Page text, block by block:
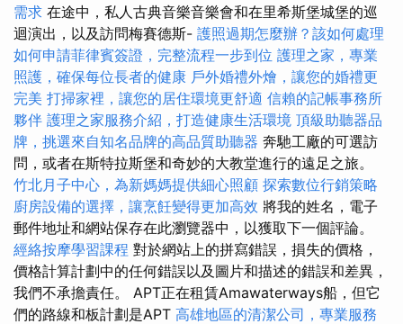
需求 在途中，私人古典音樂音樂會和在里希斯堡城堡的巡
迴演出，以及訪問梅賽德斯- 護照過期怎麼辦？該如何處理
如何申請菲律賓簽證，完整流程一步到位 護理之家，專業
照護，確保每位長者的健康 戶外婚禮外燴，讓您的婚禮更
完美 打掃家裡，讓您的居住環境更舒適 信賴的記帳事務所
夥伴 護理之家服務介紹，打造健康生活環境 頂級助聽器品
牌，挑選來自知名品牌的高品質助聽器 奔馳工廠的可選訪
問，或者在斯特拉斯堡和奇妙的大教堂進行的遠足之旅。
竹北月子中心，為新媽媽提供細心照顧 探索數位行銷策略
廚房設備的選擇，讓烹飪變得更加高效 將我的姓名，電子
郵件地址和網站保存在此瀏覽器中，以獲取下一個評論。
經絡按摩學習課程 對於網站上的拼寫錯誤，損失的價格，
價格計算計劃中的任何錯誤以及圖片和描述的錯誤和差異，
我們不承擔責任。 APT正在租賃Amawaterways船，但它
們的路線和板計劃是APT 高雄地區的清潔公司，專業服務